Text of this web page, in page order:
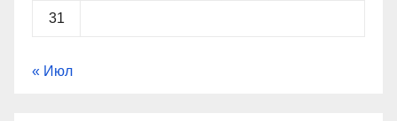
31
« Июл